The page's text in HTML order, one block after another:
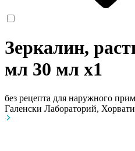
Зеркалин,
мл 30 мл x1
без рецепта для наружного
Галенски Лабораторий,